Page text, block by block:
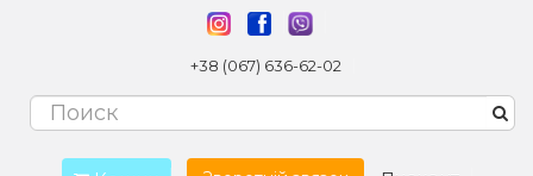
+38 (067) 636-62-02